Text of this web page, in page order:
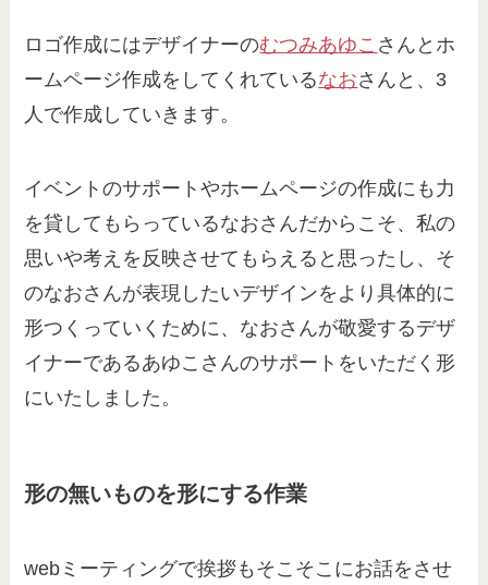
ロゴ作成にはデザイナーのむつみあゆこ さんとホ
ームページ作成をしてくれているなおさんと、3
人で作成していきます。
イベントのサポートやホームページの作成にも力
を貸してもらっているなおさんだからこそ、私の
思いや考えを反映させてもらえると思ったし、そ
のなおさんが表現したいデザインをより具体的に
形つくっていくために、なおさんが敬愛するデザ
イナーであるあゆこさんのサポートをいただく形
にいたしました。
形の無いものを形にする作業
webミーティングで挨拶もそこそこにお話をさせ